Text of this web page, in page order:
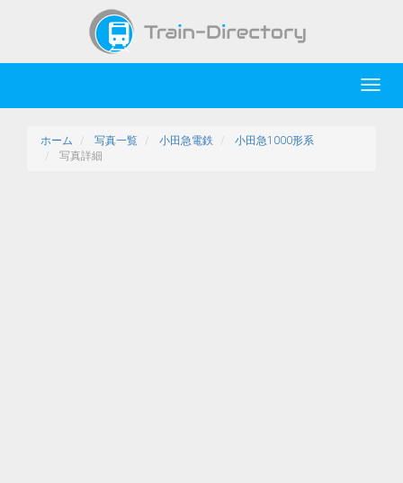
ホーム 写真一覧 小田急電鉄
小田急1000形系
写真詳細